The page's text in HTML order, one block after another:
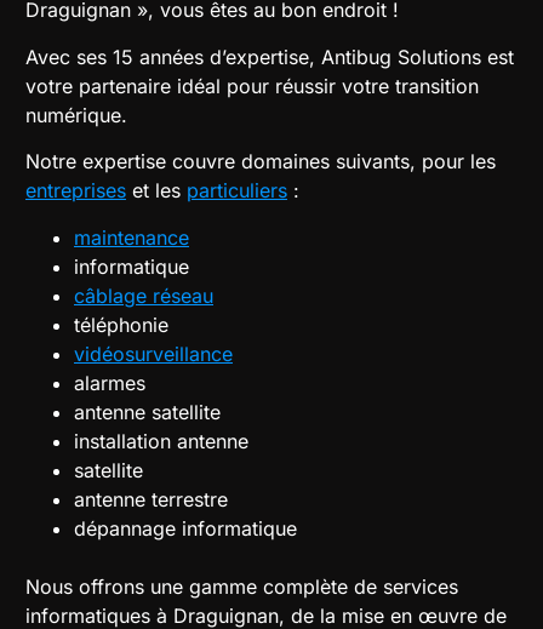
Draguignan », vous êtes au bon endroit !
Avec ses 15 années d’expertise, Antibug Solutions est
votre partenaire idéal pour réussir votre transition
numérique.
Notre expertise couvre domaines suivants, pour les
entreprises et les particuliers :
maintenance
informatique
câblage réseau
téléphonie
vidéosurveillance
alarmes
antenne satellite
installation antenne
satellite
antenne terrestre
dépannage informatique
Nous offrons une gamme complète de services
informatiques à Draguignan, de la mise en œuvre de